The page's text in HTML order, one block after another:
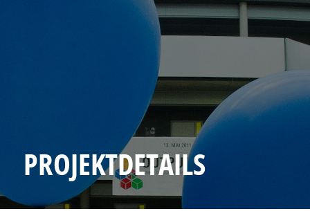
PROJEKTDETAILS